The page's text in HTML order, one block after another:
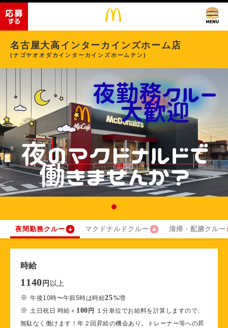
名古屋大高インターカインズホーム店
(ナゴヤオオダカインターカインズホームテン)
夜間勤務クルー マクドナルドクルー 清掃・配膳クルー
時給
1140 円 以上
※午後10時〜午前5時は時給25%増
※ 土日祝日 時給＋ 100円 １分単位でお給料を計算しますので、
無駄なく働けます！年２回昇給の機会あり。トレーナー等への昇